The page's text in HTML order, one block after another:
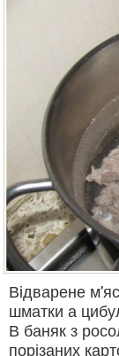
Відварене
шматки а
В баняк з
порізаних